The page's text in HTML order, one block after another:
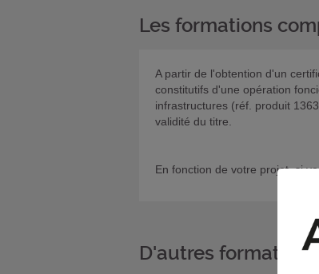
Les formations
A partir de l'obtention d'un
constitutifs d'une opération
infrastructures (réf. produit
validité du titre.
En fonction de votre projet, si
D'autres